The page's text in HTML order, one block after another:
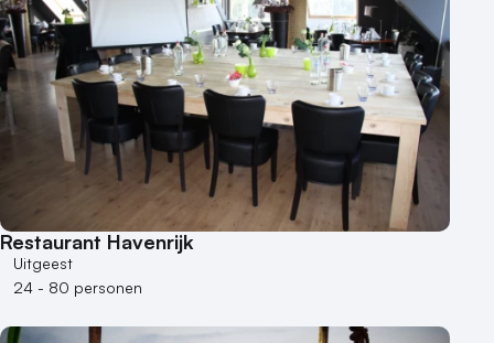
Restaurant Havenrijk
Uitgeest
24 - 80 personen